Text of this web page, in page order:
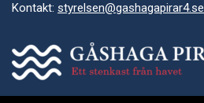
Kontakt: styrelsen@gashagapirar4.se